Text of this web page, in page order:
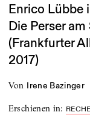
Enrico Lübbe
Die Perser
(Frankfurter
2017)
von Irene Bazinger
Erschienen in: